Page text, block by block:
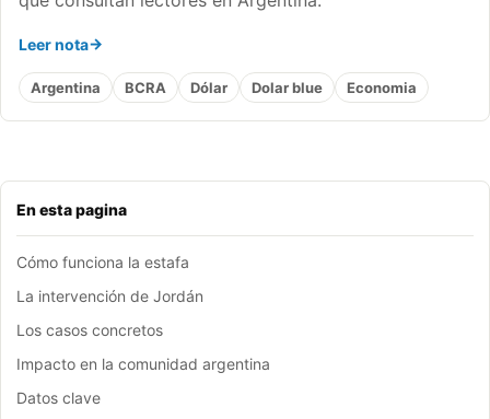
En esta pagina
Cómo funciona la estafa
La intervención de Jordán
Los casos concretos
Impacto en la comunidad argentina
Datos clave
Leer nota
Argentina BCRA Dólar Dolar blue Economia